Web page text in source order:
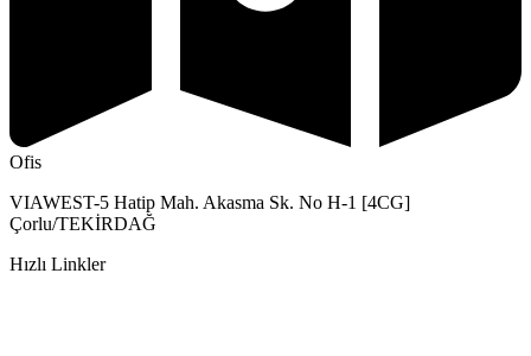
Ofis
VIAWEST-5 Hatip Mah. Akasma Sk. No H-1 [4CG]
Çorlu/TEKİRDAĞ
Hızlı Linkler